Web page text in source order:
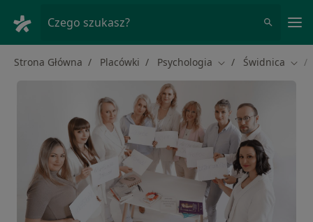
Czego szukasz?
Strona Główna Placówki Psychologia Zmień miasto
Świdnica